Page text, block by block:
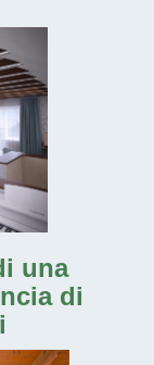
una
di